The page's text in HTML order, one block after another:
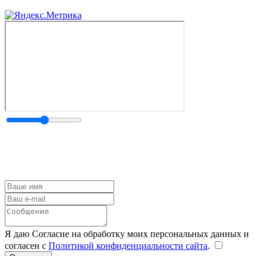
Я даю Согласие на обработку моих персональных данных и
согласен с Политикой конфиденциальности сайта.